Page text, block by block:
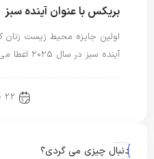
بریکس با عنوان آینده سبز
اولین جایزه محیط زیست
آینده سبز در سال ۲۰۲۵ اعطا می‌شود.
22 فروردین 1404
دنبال چیزی می گردی؟